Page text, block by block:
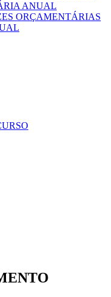
ANUAL
ORÇAMENTÁRIAS